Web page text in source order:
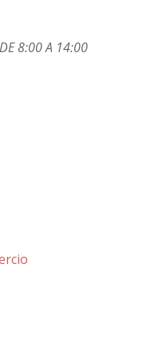
8:00 A 14:00